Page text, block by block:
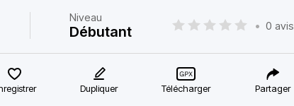
Niveau
Débutant • 0 avis
Dupliquer Télécharger Partager